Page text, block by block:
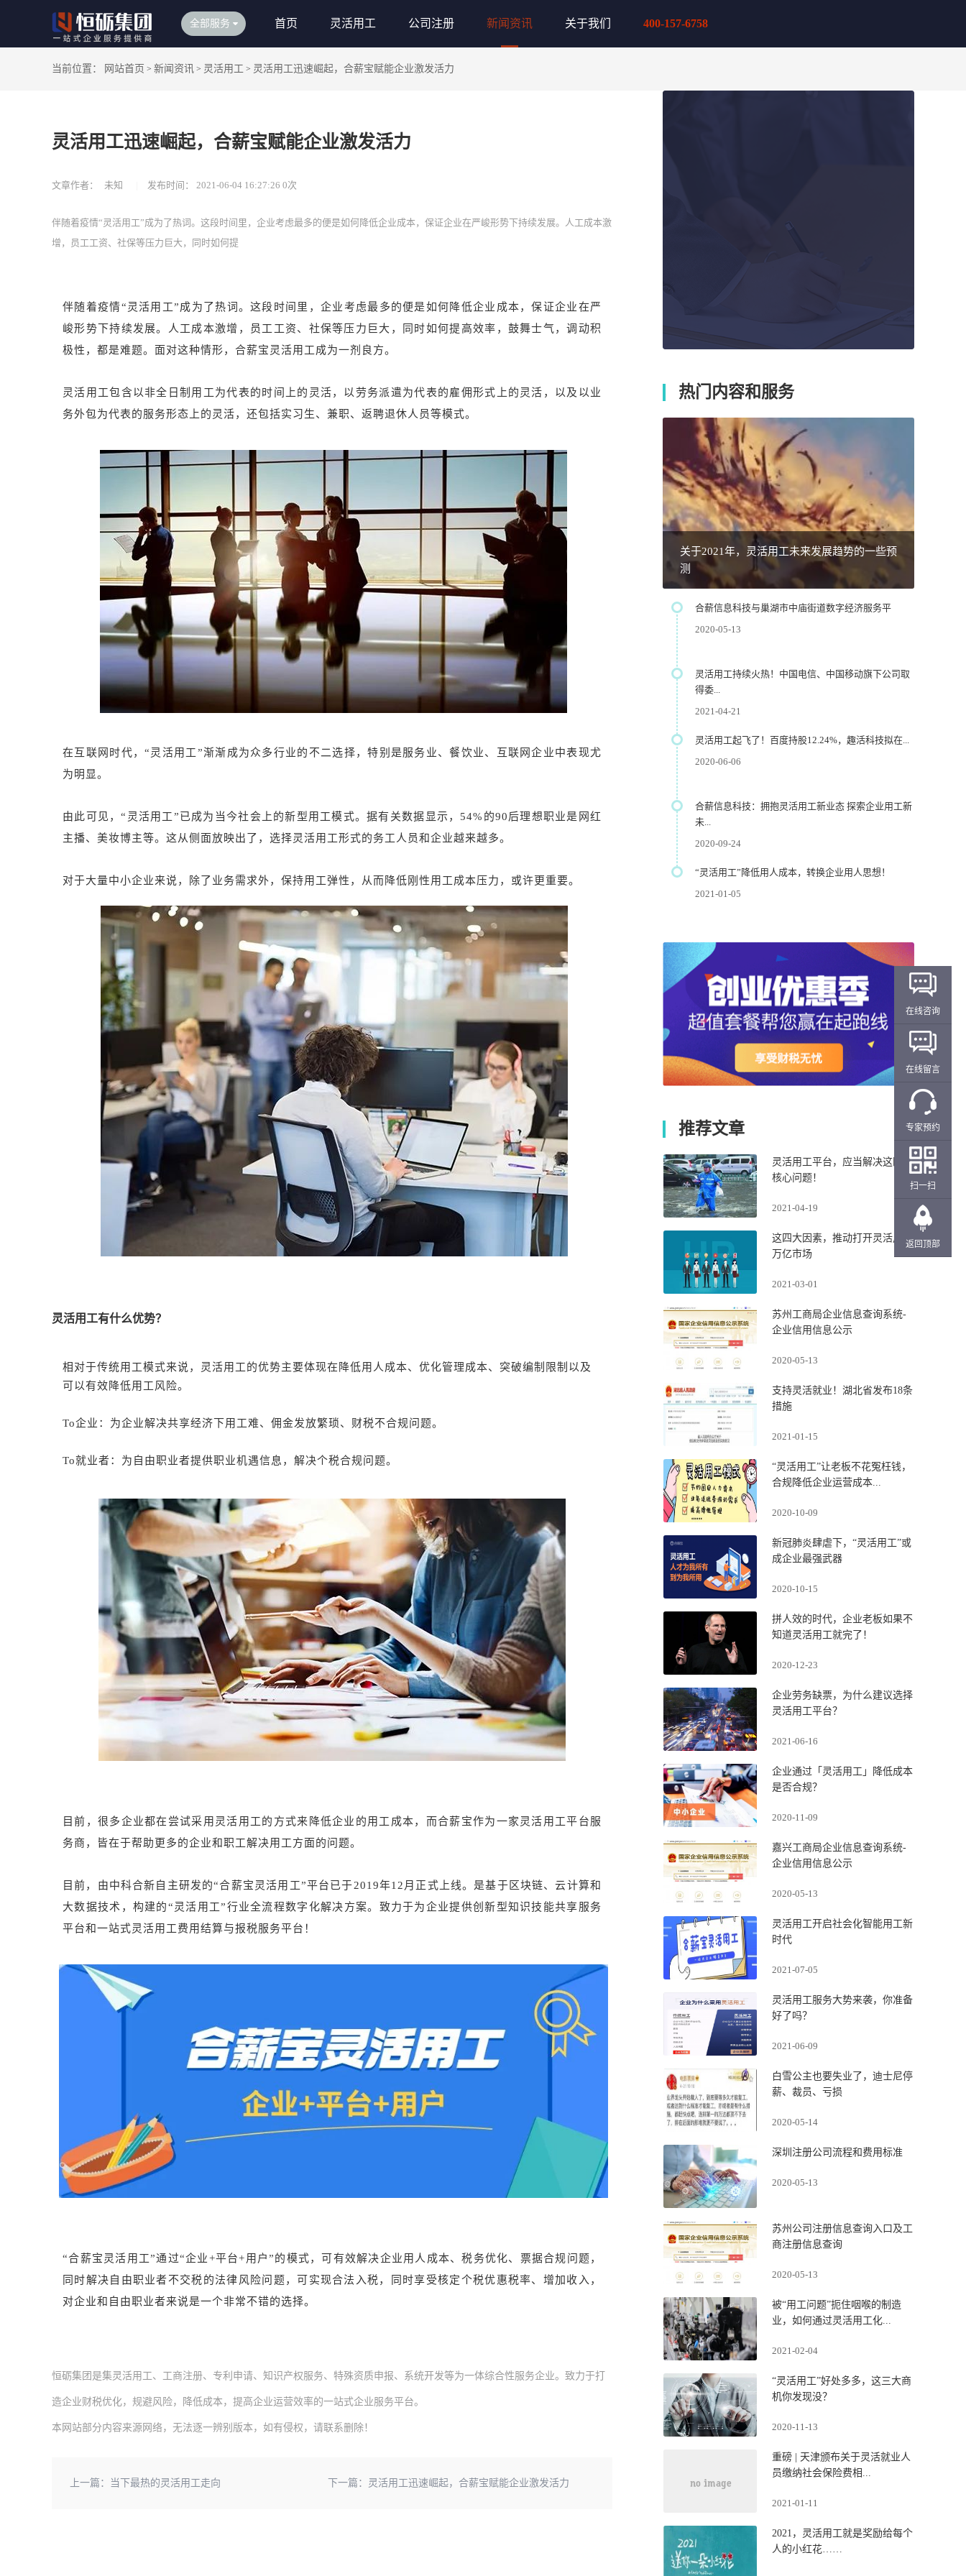
全部服务 首页 灵活用工 公司注册 新闻资讯 关于我们 400-157-6758
当前位置： 网站首页 > 新闻资讯 > 灵活用工 > 灵活用工迅速崛起，合薪宝赋能企业激发活力
灵活用工迅速崛起，合薪宝赋能企业激发活力
文章作者： 未知 发布时间： 2021-06-04 16:27:26 0次
伴随着疫情“灵活用工”成为了热词。这段时间里，企业考虑最多的便是如何降低企业成本，保证企业在严峻形势下持续发展。人工成本激
增，员工工资、社保等压力巨大，同时如何提
伴随着疫情“灵活用工”成为了热词。这段时间里，企业考虑最多的便是如何降低企业成本，保证企业在严
峻形势下持续发展。人工成本激增，员工工资、社保等压力巨大，同时如何提高效率，鼓舞士气，调动积
极性，都是难题。面对这种情形，合薪宝灵活用工成为一剂良方。
灵活用工包含以非全日制用工为代表的时间上的灵活，以劳务派遣为代表的雇佣形式上的灵活，以及以业
务外包为代表的服务形态上的灵活，还包括实习生、兼职、返聘退休人员等模式。
在互联网时代，“灵活用工”渐渐成为众多行业的不二选择，特别是服务业、餐饮业、互联网企业中表现尤
为明显。
由此可见，“灵活用工”已成为当今社会上的新型用工模式。据有关数据显示，54%的90后理想职业是网红
主播、美妆博主等。这从侧面放映出了，选择灵活用工形式的务工人员和企业越来越多。
对于大量中小企业来说，除了业务需求外，保持用工弹性，从而降低刚性用工成本压力，或许更重要。
灵活用工有什么优势？
相对于传统用工模式来说，灵活用工的优势主要体现在降低用人成本、优化管理成本、突破编制限制以及
可以有效降低用工风险。
To企业：为企业解决共享经济下用工难、佣金发放繁琐、财税不合规问题。
To就业者：为自由职业者提供职业机遇信息，解决个税合规问题。
目前，很多企业都在尝试采用灵活用工的方式来降低企业的用工成本，而合薪宝作为一家灵活用工平台服
务商，皆在于帮助更多的企业和职工解决用工方面的问题。
目前，由中科合新自主研发的“合薪宝灵活用工”平台已于2019年12月正式上线。是基于区块链、云计算和
大数据技术，构建的“灵活用工”行业全流程数字化解决方案。致力于为企业提供创新型知识技能共享服务
平台和一站式灵活用工费用结算与报税服务平台！
“合薪宝灵活用工”通过“企业+平台+用户”的模式，可有效解决企业用人成本、税务优化、票据合规问题，
同时解决自由职业者不交税的法律风险问题，可实现合法入税，同时享受核定个税优惠税率、增加收入，
对企业和自由职业者来说是一个非常不错的选择。
恒砺集团是集灵活用工、工商注册、专利申请、知识产权服务、特殊资质申报、系统开发等为一体综合性服务企业。致力于打
造企业财税优化，规避风险，降低成本，提高企业运营效率的一站式企业服务平台。
本网站部分内容来源网络，无法逐一辨别版本，如有侵权，请联系删除！
上一篇： 当下最热的灵活用工走向 下一篇： 灵活用工迅速崛起，合薪宝赋能企业激发活力
热门内容和服务
关于2021年，灵活用工未来发展趋势的一些预
测
合薪信息科技与巢湖市中庙街道数字经济服务平
2020-05-13
灵活用工持续火热！中国电信、中国移动旗下公司取
得委...
2021-04-21
灵活用工起飞了！百度持股12.24%，趣活科技拟在...
2020-06-06
合薪信息科技：拥抱灵活用工新业态 探索企业用工新
未...
2020-09-24
“灵活用工”降低用人成本，转换企业用人思想！
2021-01-05
推荐文章
灵活用工平台，应当解决这四大
核心问题！
2021-04-19
这四大因素，推动打开灵活用工
万亿市场
2021-03-01
苏州工商局企业信息查询系统-
企业信用信息公示
2020-05-13
支持灵活就业！湖北省发布18条
措施
2021-01-15
“灵活用工”让老板不花冤枉钱，
合规降低企业运营成本...
2020-10-09
新冠肺炎肆虐下，“灵活用工”或
成企业最强武器
2020-10-15
拼人效的时代，企业老板如果不
知道灵活用工就完了！
2020-12-23
企业劳务缺票，为什么建议选择
灵活用工平台？
2021-06-16
企业通过「灵活用工」降低成本
是否合规？
2020-11-09
嘉兴工商局企业信息查询系统-
企业信用信息公示
2020-05-13
灵活用工开启社会化智能用工新
时代
2021-07-05
灵活用工服务大势来袭，你准备
好了吗？
2021-06-09
白雪公主也要失业了，迪士尼停
薪、裁员、亏损
2020-05-14
深圳注册公司流程和费用标准
2020-05-13
苏州公司注册信息查询入口及工
商注册信息查询
2020-05-13
被“用工问题”扼住咽喉的制造
业，如何通过灵活用工化...
2021-02-04
“灵活用工”好处多多，这三大商
机你发现没？
2020-11-13
重磅 | 天津颁布关于灵活就业人
员缴纳社会保险费相...
2021-01-11
2021，灵活用工就是奖励给每个
人的小红花……
在线咨询
在线留言
专家预约
扫一扫
返回顶部